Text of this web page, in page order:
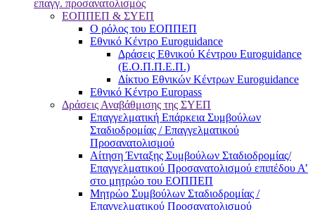
επαγγ. προσανατολισμός
ΕΟΠΠΕΠ & ΣΥΕΠ
Ο ρόλος του ΕΟΠΠΕΠ
Εθνικό Κέντρο Euroguidance
Δράσεις Εθνικού Κέντρου Euroguidance
(Ε.Ο.Π.Π.Ε.Π.)
Δίκτυο Εθνικών Κέντρων Euroguidance
Εθνικό Κέντρο Europass
Δράσεις Αναβάθμισης της ΣΥΕΠ
Επαγγελματική Επάρκεια Συμβούλων
Σταδιοδρομίας / Επαγγελματικού
Προσανατολισμού
Αίτηση Ένταξης Συμβούλων Σταδιοδρομίας/
Επαγγελματικού Προσανατολισμού επιπέδου Α’
στο μητρώο του ΕΟΠΠΕΠ
Μητρώο Συμβούλων Σταδιοδρομίας /
Επαγγελματικού Προσανατολισμού